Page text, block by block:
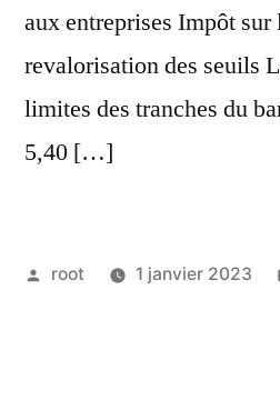
aux entreprises Impôt sur
revalorisation des seuils
limites des tranches du
5,40 […]
root 1 janvier 2023